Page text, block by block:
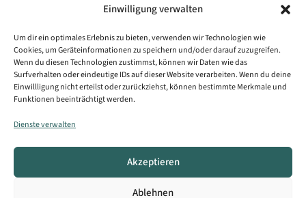
Einwilligung verwalten
Um dir ein optimales Erlebnis zu bieten, verwenden wir Technologien wie
Cookies, um Geräteinformationen zu speichern und/oder darauf zuzugreifen.
Wenn du diesen Technologien zustimmst, können wir Daten wie das
Surfverhalten oder eindeutige IDs auf dieser Website verarbeiten. Wenn du deine
Einwillligung nicht erteilst oder zurückziehst, können bestimmte Merkmale und
Funktionen beeinträchtigt werden.
Dienste verwalten
Akzeptieren
Ablehnen
87527 Sonthofen
Datenschutzerklärung
Impressum
Erklärung zur Barrierefreiheit
Copyright © Landratsamt Oberallgäu